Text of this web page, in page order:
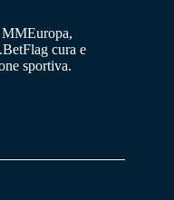
MMEuropa,
cura e
sportiva.